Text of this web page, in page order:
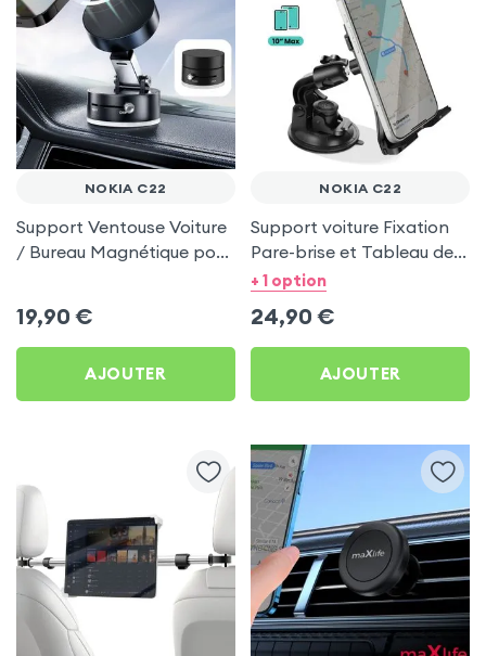
NOKIA C22
Support Ventouse Voiture
/ Bureau Magnétique pour
19,90 €
AJOUTER
NOKIA C22
Support voiture Fixation
Pare-brise et Tableau de
bord pour Nokia C22
+ 1 option
24,90 €
AJOUTER